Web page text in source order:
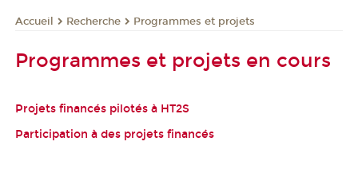
Accueil Recherche Programmes et projets
Programmes et projets en cours
Projets financés pilotés à HT2S
Participation à des projets financés